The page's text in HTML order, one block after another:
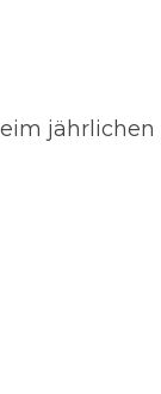
jährlichen